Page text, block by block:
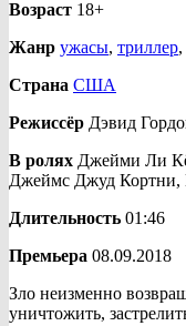
Возраст 18+
Жанр ужасы, триллер,
Страна США
Режиссёр Дэвид
В ролях Джейми Ли
Джеймс Джуд Кортни,
Длительность 01:46
Премьера 08.09.2018
Зло неизменно
уничтожить,